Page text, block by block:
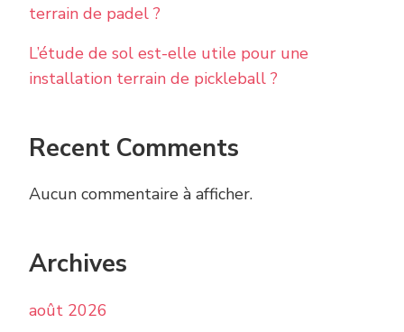
terrain de padel ?
L’étude de sol est-elle utile pour une
installation terrain de pickleball ?
Recent Comments
Aucun commentaire à afficher.
Archives
août 2026